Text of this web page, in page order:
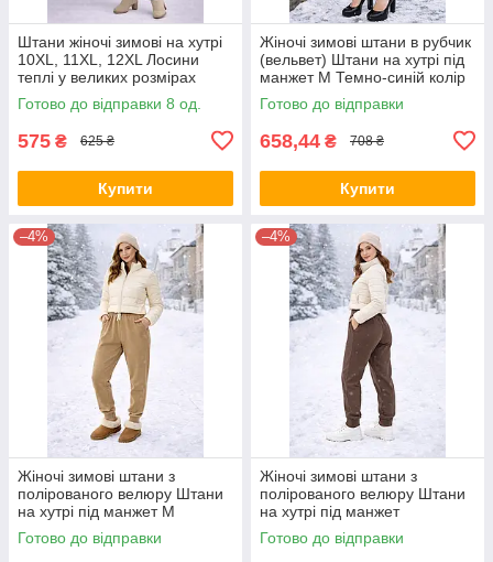
Штани жіночі зимові на хутрі
10XL, 11XL, 12XL Лосини
теплі у великих розмірах
10XL
Готово до відправки 8 од.
575 ₴ 625 ₴
Купити
Жіночі зимові штани в рубчик
(вельвет) Штани на хутрі під
манжет M Темно-синій колір
Готово до відправки
658,44 ₴ 708 ₴
Купити
–4%
Жіночі зимові штани з
полірованого велюру Штани
на хутрі під манжет M
Бежевий колір
Готово до відправки
–4%
Жіночі зимові штани з
полірованого велюру Штани
на хутрі під манжет
Коричневий колір M
Готово до відправки